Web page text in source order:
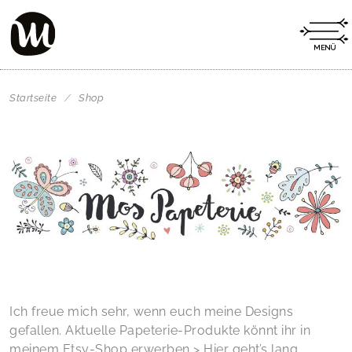
Startseite / Shop
Ich freue mich sehr, wenn euch meine Designs
gefallen. Aktuelle Papeterie-Produkte könnt ihr in
meinem Etsy-Shop erwerben > Hier geht’s lang